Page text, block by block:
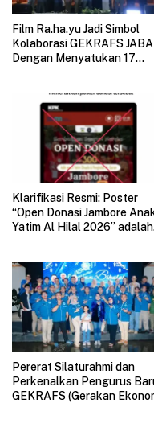
Film Ra.ha.yu Jadi Simbol
Kolaborasi GEKRAFS
Dengan Menyatukan 17
Klarifikasi Resmi: Poster
“Open Donasi Jambore
Yatim Al Hilal 2026” adalah
Pererat Silaturahmi dan
Perkenalkan Pengurus
GEKRAFS (Gerakan